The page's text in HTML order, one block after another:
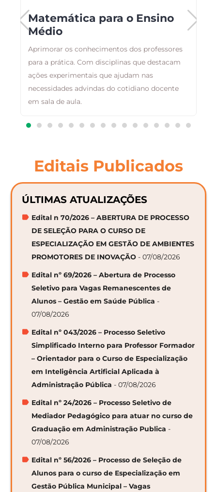
Matemática para o Ensino
Médio
Aprimorar os conhecimentos dos professores
para a prática. Com disciplinas que destacam
ações experimentais que ajudam nas
necessidades advindas do cotidiano docente
em sala de aula.
Editais Publicados
ÚLTIMAS ATUALIZAÇÕES
Edital n 70/2026 – ABERTURA DE PROCESSO
DE SELEÇÃO PARA O CURSO DE
ESPECIALIZAÇÃO EM GESTÃO DE AMBIENTES
PROMOTORES DE INOVAÇÃO - 07/08/2026
Edital nº 69/2026 – Abertura de Processo
Seletivo para Vagas Remanescentes de
Alunos – Gestão em Saúde Pública -
07/08/2026
Edital nº 043/2026 – Processo Seletivo
Simplificado Interno para Professor Formador
– Orientador para o Curso de Especialização
em Inteligência Artificial Aplicada à
Administração Pública - 07/08/2026
Edital nº 24/2026 – Processo Seletivo de
Mediador Pedagógico para atuar no curso de
Graduação em Administração Publica -
07/08/2026
Edital nº 56/2026 – Processo de Seleção de
Alunos para o curso de Especialização em
Gestão Pública Municipal – Vagas